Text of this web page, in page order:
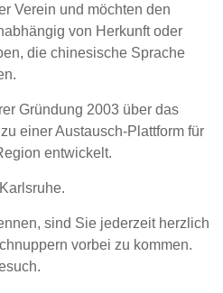
Verein und möchten den
von Herkunft oder
die chinesische Sprache
Gründung 2003 über das
einer Austausch-Plattform für
entwickelt.
sind Sie jederzeit herzlich
vorbei zu kommen.